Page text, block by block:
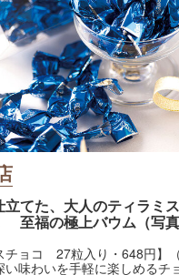
てた、大人のティラミ
至福の極上バウム（写真
チョコ 27粒入り・648円】
い味わいを手軽に楽しめるチ